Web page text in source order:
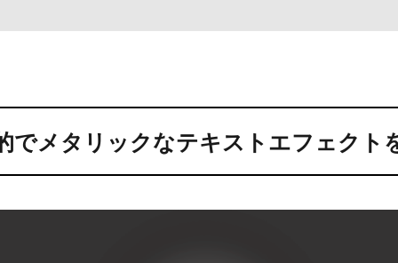
でメタリックなテキストエフェクト